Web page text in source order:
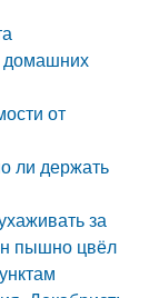
домашних
от
ли держать
за
пышно цвёл